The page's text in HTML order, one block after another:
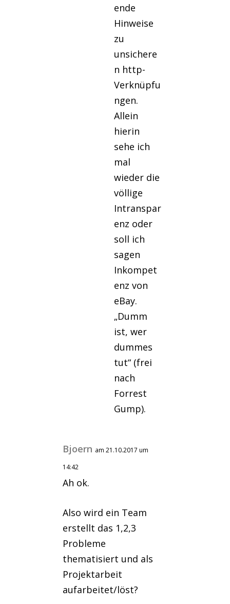
ende
Hinweise
zu
unsichere
n http-
Verknüpfu
ngen.
Allein
hierin
sehe ich
mal
wieder die
völlige
Intranspar
enz oder
soll ich
sagen
Inkompet
enz von
eBay.
„Dumm
ist, wer
dummes
tut“ (frei
nach
Forrest
Gump).
Bjoern am 21.10.2017 um
14:42
Ah ok.
Also wird ein Team
erstellt das 1,2,3
Probleme
thematisiert und als
Projektarbeit
aufarbeitet/löst?